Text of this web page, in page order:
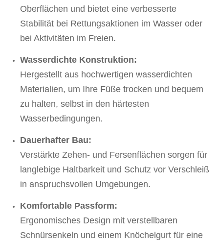
Oberflächen und bietet eine verbesserte
Stabilität bei Rettungsaktionen im Wasser oder
bei Aktivitäten im Freien.
Wasserdichte Konstruktion:
Hergestellt aus hochwertigen wasserdichten
Materialien, um Ihre Füße trocken und bequem
zu halten, selbst in den härtesten
Wasserbedingungen.
Dauerhafter Bau:
Verstärkte Zehen- und Fersenflächen sorgen für
langlebige Haltbarkeit und Schutz vor Verschleiß
in anspruchsvollen Umgebungen.
Komfortable Passform:
Ergonomisches Design mit verstellbaren
Schnürsenkeln und einem Knöchelgurt für eine